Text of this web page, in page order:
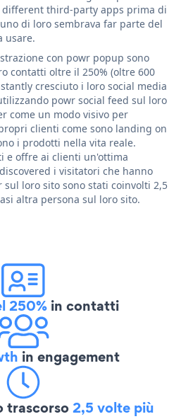
third-party apps prima di
di loro sembrava far parte del
usare.
con powr popup sono
contatti oltre il 250% (oltre 600
cresciuto i loro social media
powr social feed sul loro
come un modo visivo per
clienti come sono landing on
i prodotti nella vita reale.
e offre ai clienti un'ottima
i visitatori che hanno
loro sito sono stati coinvolti 2,5
altra persona sul loro sito.
250% in contatti
in engagement
trascorso2,5 volte più